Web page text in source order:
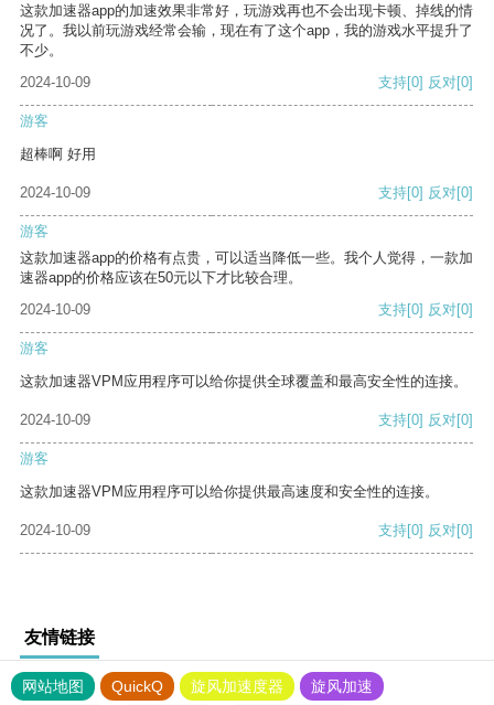
这款加速器app的加速效果非常好，玩游戏再也不会出现卡顿、掉线的情
况了。我以前玩游戏经常会输，现在有了这个app，我的游戏水平提升了
不少。
2024-10-09
支持[0] 反对[0]
游客
超棒啊 好用
2024-10-09 支持[0] 反对[0]
游客
这款加速器app的价格有点贵，可以适当降低一些。我个人觉得，一款加
速器app的价格应该在50元以下才比较合理。
2024-10-09
支持[0] 反对[0]
游客
这款加速器VPM应用程序可以给你提供全球覆盖和最高安全性的连接。
2024-10-09 支持[0] 反对[0]
游客
这款加速器VPM应用程序可以给你提供最高速度和安全性的连接。
2024-10-09 支持[0] 反对[0]
友情链接
网站地图 QuickQ 旋风加速度器
旋风加速